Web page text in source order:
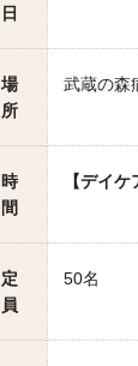
日
場
所
武蔵の森
時
間
【デイケ
定
員
50名